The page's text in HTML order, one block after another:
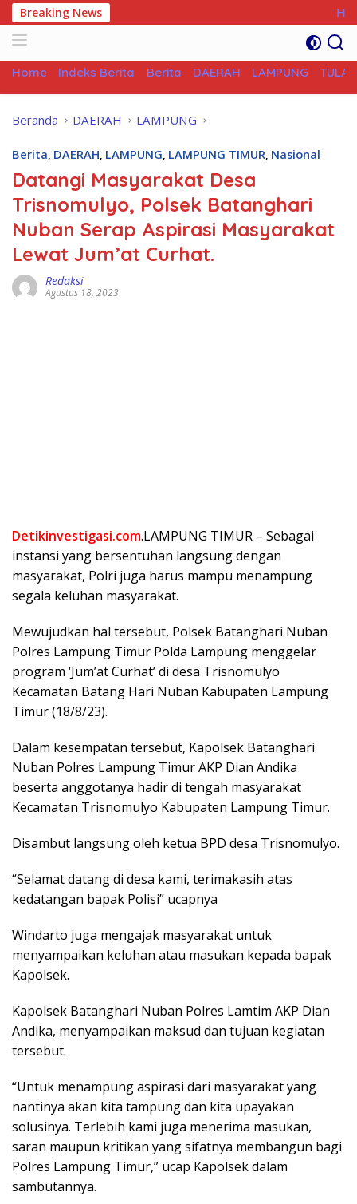
Langsung
ke
konten
Breaking News Haidir Unggul
Home Indeks Berita Berita DAERAH LAMPUNG
Beranda DAERAH LAMPUNG
Berita, DAERAH,LAMPUNG,LAMPUNG TIMUR,Nasional
Datangi Masyarakat Desa
Trisnomulyo, Polsek Batanghari
Nuban Serap Aspirasi Masyarakat
Lewat Jum’at Curhat.
Redaksi
Agustus 18, 2023
Timur (18/8/23).
Dalam kesempatan tersebut, Kapolsek Batanghari
Nuban Polres Lampung Timur AKP Dian Andika
Kecamatan Trisnomulyo Kabupaten Lampung Timur.
Disambut langsung oleh ketua BPD desa Trisnomulyo.
“Selamat datang di desa kami, terimakasih atas
Windarto juga mengajak masyarakat untuk
menyampaikan keluhan atau masukan kepada bapak
Kapolsek.
Kapolsek Batanghari Nuban Polres Lamtim AKP Dian
tersebut.
nantinya akan kita tampung dan kita upayakan
solusinya. Terlebih kami juga menerima masukan,
saran maupun kritikan yang sifatnya membangun bagi
sambutannya.
Hadir juga dalam giat Jum’at Curhat, Perangkat desa
Selain mendengar keluhan dari masyarakat, Jumat
curhat itu juga sebagai upaya mempererat silaturahmi,
untuk menjaga komunikasi masyarakat dan Polri,
mengimplementasikan Polri hadir di tengah
masyarakat.